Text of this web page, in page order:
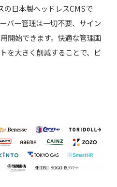
の日本製ヘッドレスCMSで
バー管理は一切不要、サイン
開始できます。快適な管理画
を大きく削減することで、ビ